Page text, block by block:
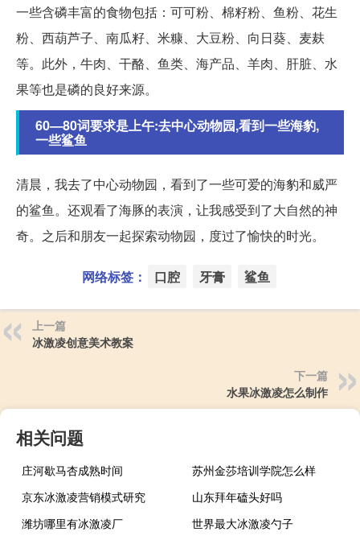
一些含磷丰富的食物包括：可可粉、棉籽粉、鱼粉、花生
粉、西葫芦子、南瓜籽、米糠、大豆粉、向日葵、麦麸
等。此外，牛肉、干酪、鱼类、海产品、羊肉、肝脏、水
果等也是磷的良好来源。
60—80词要求是上午:去中心动物园,看到一些海豹,
一些鲨鱼
清晨，我去了中心动物园，看到了一些可爱的海豹和威严
的鲨鱼。还观看了海豚的表演，让我感受到了大自然的神
奇。之后和朋友一起探索动物园，度过了愉快的时光。
网络标签： 口腔 牙膏 鲨鱼
上一篇
冰激凌创意美术教案
下一篇
水果冰激凌怎么制作
相关问题
庄河歇马杏成熟时间
苏州金莎培训学院怎么样
京东冰激凌营销模式研究
山东拜年磕头好吗
潍坊哪里有冰激凌厂
世界最大冰激凌勺子